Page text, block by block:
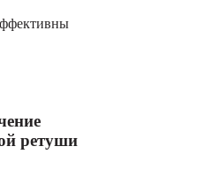
ретуши